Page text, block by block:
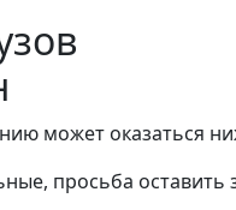
может оказаться
просьба оставить